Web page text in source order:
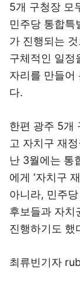
5개 구청장 모
민주당 통합특
가 진행되는
구체적인 일정
자리를 만들어
다.
한편 광주 5개
고 자치구 재
난 3월에는 통
에게 ‘자치구
아니라, 민주
후보들과 자치
진행하기도 했
최류빈기자